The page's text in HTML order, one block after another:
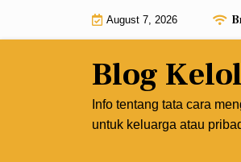
August 7, 2026
Kelola Keuanganmu
Blog
Info tentang tata cara
untuk keluarga atau